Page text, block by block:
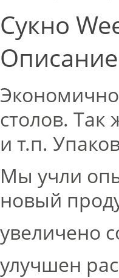
Сукно
Описание
столов. Так
и т.п.
Мы учли
новый
увеличено
улучшен